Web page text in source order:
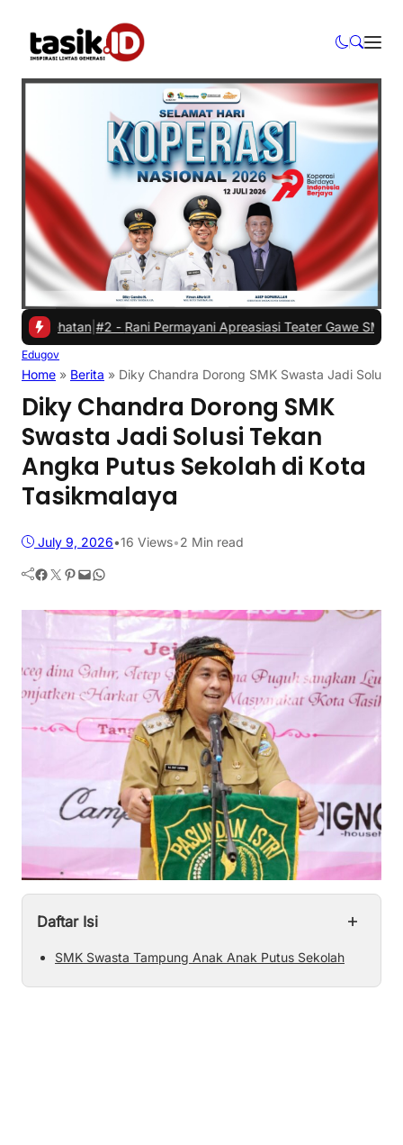
| #2 -Rani Permayani Apreasiasi Teater Gawe SMKN 3
Edugov
Home » Berita » Diky Chandra Dorong SMK Swasta Jadi Solusi
Diky Chandra Dorong SMK
Swasta Jadi Solusi Tekan
Angka Putus Sekolah di Kota
Tasikmalaya
July 9, 2026•16 Views•2 Min read
Facebook Twitter Pinterest Mail WhatsApp
Daftar Isi +
SMK Swasta Tampung Anak Anak Putus Sekolah